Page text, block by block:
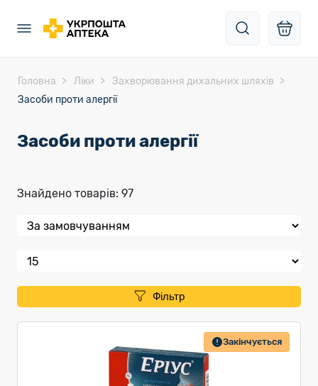
Головна Ліки
Захворювання дихальних шляхів
Засоби проти алергії
Засоби проти алергії
Знайдено товарів: 97
Фільтр
Закінчується